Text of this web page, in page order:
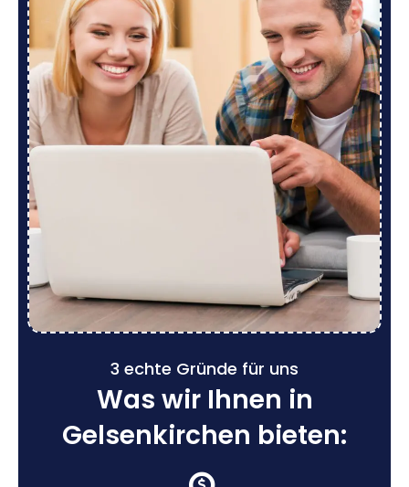
3 echte Gründe für uns
Was wir Ihnen in
Gelsenkirchen bieten: